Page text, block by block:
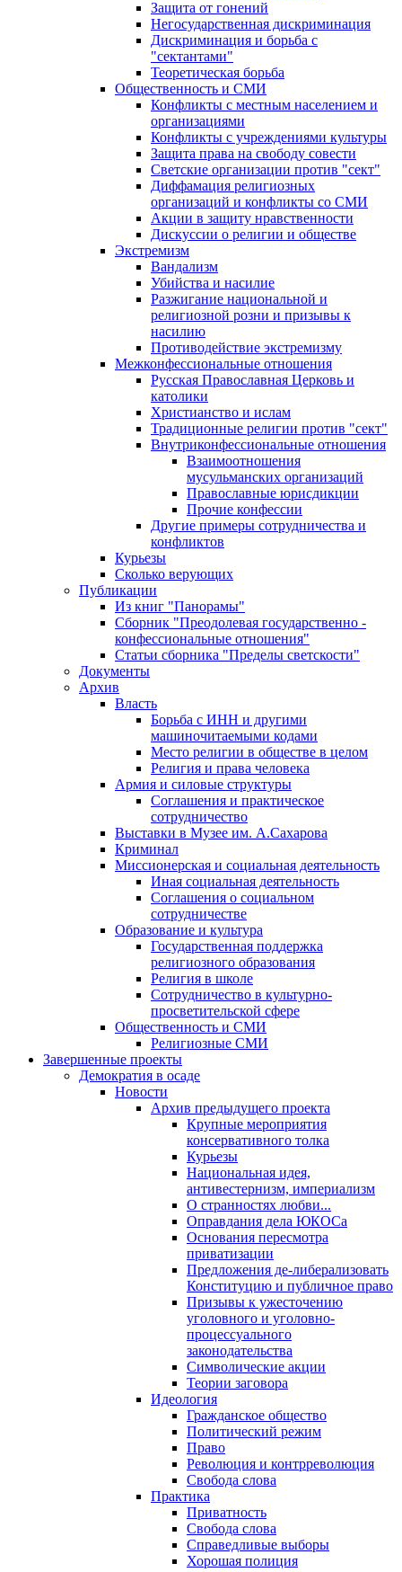
Защита от гонений
Негосударственная дискриминация
Дискриминация и борьба с
"сектантами"
Теоретическая борьба
Общественность и СМИ
Конфликты с местным населением и
организациями
Конфликты с учреждениями культуры
Защита права на свободу совести
Светские организации против "сект"
Диффамация религиозных
организаций и конфликты со СМИ
Акции в защиту нравственности
Дискуссии о религии и обществе
Экстремизм
Вандализм
Убийства и насилие
Разжигание национальной и
религиозной розни и призывы к
насилию
Противодействие экстремизму
Межконфессиональные отношения
Русская Православная Церковь и
католики
Христианство и ислам
Традиционные религии против "сект"
Внутриконфессиональные отношения
Взаимоотношения
мусульманских организаций
Православные юрисдикции
Прочие конфессии
Другие примеры сотрудничества и
конфликтов
Курьезы
Сколько верующих
Публикации
Из книг "Панорамы"
Сборник "Преодолевая государственно -
конфессиональные отношения"
Статьи сборника "Пределы светскости"
Документы
Архив
Власть
Борьба с ИНН и другими
машиночитаемыми кодами
Место религии в обществе в целом
Религия и права человека
Армия и силовые структуры
Соглашения и практическое
сотрудничество
Выставки в Музее им. А.Сахарова
Криминал
Миссионерская и социальная деятельность
Иная социальная деятельность
Соглашения о социальном
сотрудничестве
Образование и культура
Государственная поддержка
религиозного образования
Религия в школе
Сотрудничество в культурно-
просветительской сфере
Общественность и СМИ
Религиозные СМИ
Завершенные проекты
Демократия в осаде
Новости
Архив предыдущего проекта
Крупные мероприятия
консервативного толка
Курьезы
Национальная идея,
антивестернизм, империализм
О странностях любви...
Оправдания дела ЮКОСа
Основания пересмотра
приватизации
Предложения де-либерализовать
Конституцию и публичное право
Призывы к ужесточению
уголовного и уголовно-
процессуального
законодательства
Символические акции
Теории заговора
Идеология
Гражданское общество
Политический режим
Право
Революция и контрреволюция
Свобода слова
Практика
Приватность
Свобода слова
Справедливые выборы
Хорошая полиция